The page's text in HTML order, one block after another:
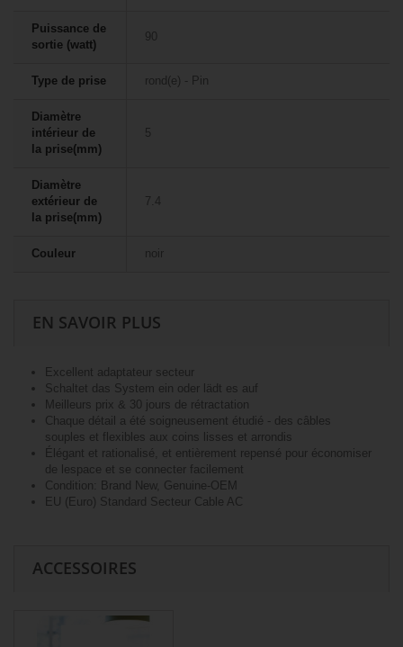
Puissance de
sortie (watt)
90
Type de prise rond(e) - Pin
Diamètre
intérieur de
la prise(mm)
5
Diamètre
extérieur de
la prise(mm)
7.4
Couleur noir
EN SAVOIR PLUS
Excellent adaptateur secteur
Schaltet das System ein oder lädt es auf
Meilleurs prix & 30 jours de rétractation
Chaque détail a été soigneusement étudié - des câbles
souples et flexibles aux coins lisses et arrondis
Élégant et rationalisé, et entièrement repensé pour économiser
de lespace et se connecter facilement
Condition: Brand New, Genuine-OEM
EU (Euro) Standard Secteur Cable AC
ACCESSOIRES